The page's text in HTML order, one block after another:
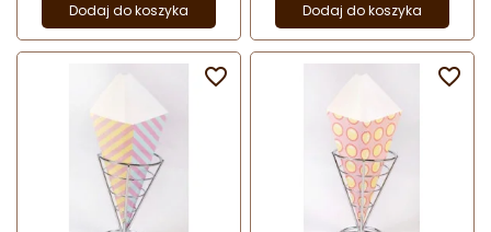
Dodaj do koszyka Dodaj do koszyka
 